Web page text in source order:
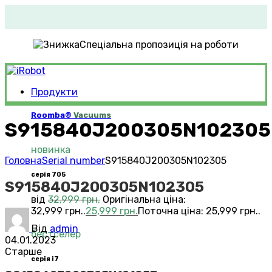
Спеціальна пропозиція на роботи
Продукти
Roomba® Vacuums
новинка
серія 705
від 32,999грн. Оригінальна ціна:
32,999 грн..25,999 грн.Поточна ціна: 25,999 грн..
бестселер
серія i7
S915840J200305N102305
ГоловнаSerial numberS915840J200305N102305
S915840J200305N102305
Від admin
04.01.2023
Старше